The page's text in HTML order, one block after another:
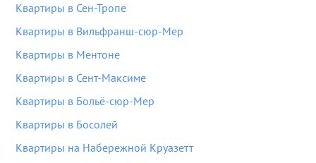
Квартиры в Сен-Тропе
Квартиры в Вильфранш-сюр-Мер
Квартиры в Ментоне
Квартиры в Сент-Максиме
Квартиры в Больё-сюр-Мер
Квартиры в Босолей
Квартиры на Набережной Круазетт